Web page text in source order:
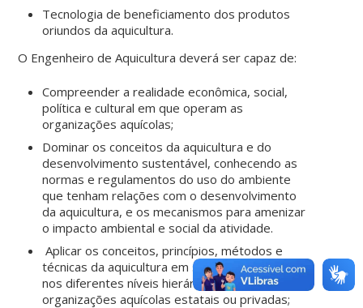
Tecnologia de beneficiamento dos produtos
oriundos da aquicultura.
O Engenheiro de Aquicultura deverá ser capaz de:
Compreender a realidade econômica, social,
política e cultural em que operam as
organizações aquícolas;
Dominar os conceitos da aquicultura e do
desenvolvimento sustentável, conhecendo as
normas e regulamentos do uso do ambiente
que tenham relações com o desenvolvimento
da aquicultura, e os mecanismos para amenizar
o impacto ambiental e social da atividade.
Aplicar os conceitos, princípios, métodos e
técnicas da aquicultura em situações concretas
nos diferentes níveis hierárquicos das
organizações aquícolas estatais ou privadas;